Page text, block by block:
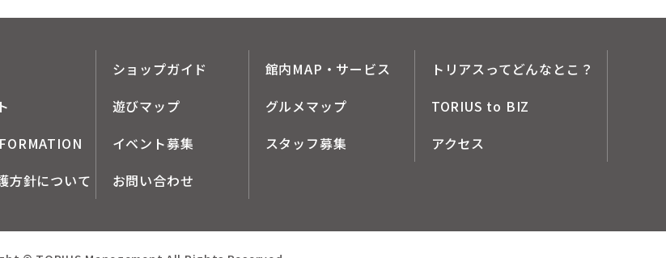
ショップガイド 館内MAP・サービス
トリアスってどんなとこ？
遊びマップ グルメマップ
TORIUS to BIZ
イベント募集 スタッフ募集
アクセス
方針について
お問い合わせ